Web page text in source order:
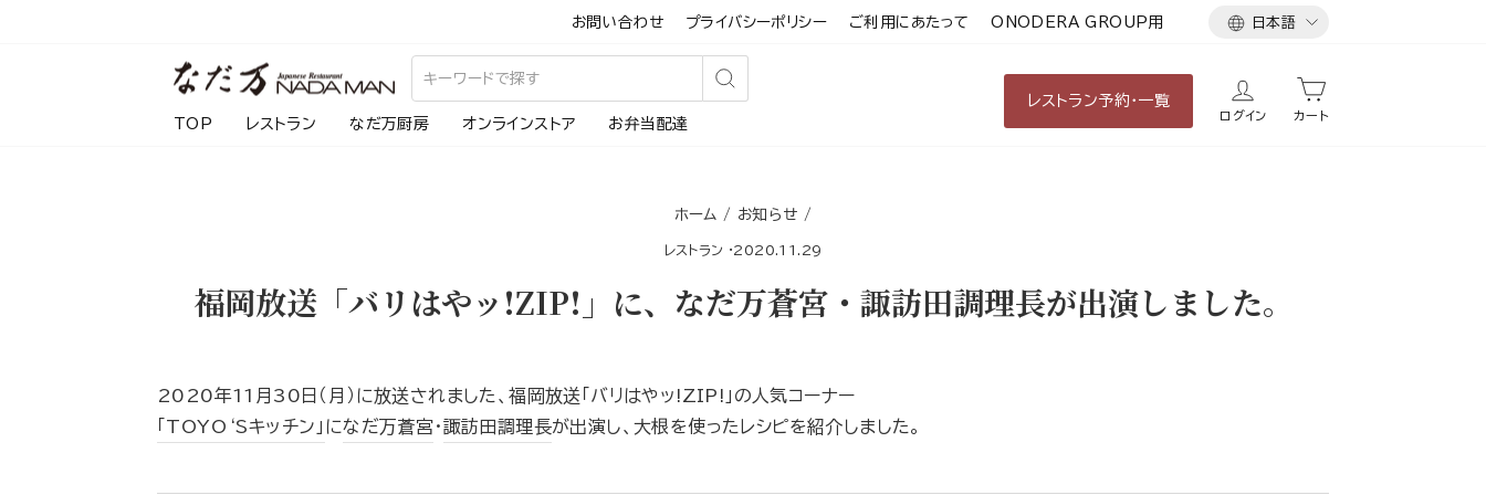
お問い合わせ プライバシーポリシー ご利用にあたって ONODERA GROUP用
言
日本語
検
TOP レストラン なだ万厨房 オンラインストア お弁当配達
レストラン予約・一覧
ログイン カート
ホーム / お知らせ /
レストラン ·2020.11.29
福岡放送「バリはやッ!ZIP!」に、なだ万蒼宮・諏訪田調理長が出演しました。
2020年11月30日（月）に放送されました、福岡放送「バリはやッ!ZIP!」の人気コーナー
「TOYO‘Sキッチン」 になだ万蒼宮・諏訪田調理長が出演し、大根を使ったレシピを紹介しました。